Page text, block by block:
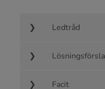
Ledtråd
Facit